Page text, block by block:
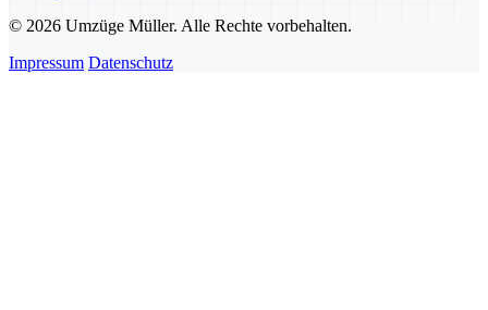
© 2026 Umzüge Müller. Alle Rechte vorbehalten.
Impressum Datenschutz